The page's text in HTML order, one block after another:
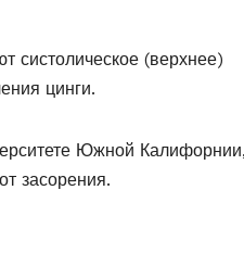
систолическое (верхнее)
цинги.
Южной
засорения.